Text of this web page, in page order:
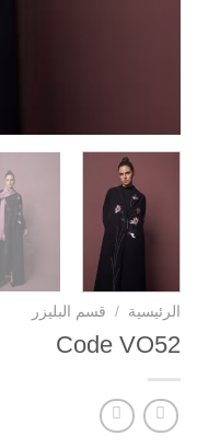
الرئيسية / قسم البليزر
Code VO52